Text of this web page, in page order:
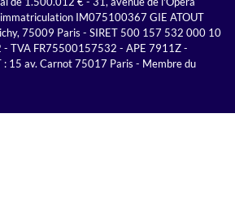
IM075100367 GIE ATOUT
75009 Paris - SIRET 500 157 532 000 10
- TVA FR75500157532 - APE 7911Z -
: 15 av. Carnot 75017 Paris - Membre du